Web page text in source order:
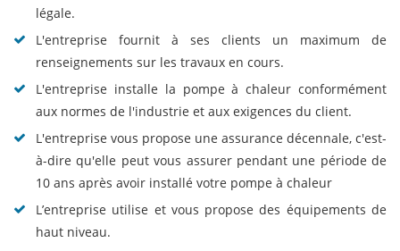
légale.
L'entreprise fournit à ses clients un maximum de
renseignements sur les travaux en cours.
L'entreprise installe la pompe à chaleur conformément
aux normes de l'industrie et aux exigences du client.
L'entreprise vous propose une assurance décennale, c'est-
à-dire qu'elle peut vous assurer pendant une période de
10 ans après avoir installé votre pompe à chaleur
L’entreprise utilise et vous propose des équipements de
haut niveau.